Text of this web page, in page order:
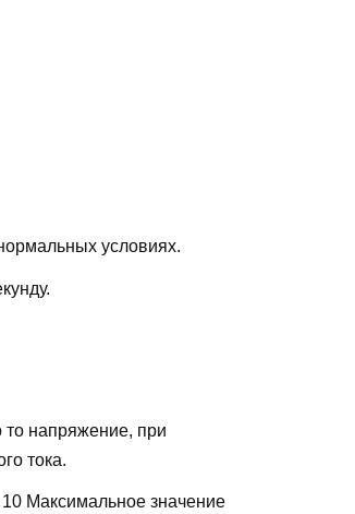
условиях.
то напряжение, при
тока.
10 Максимальное значение